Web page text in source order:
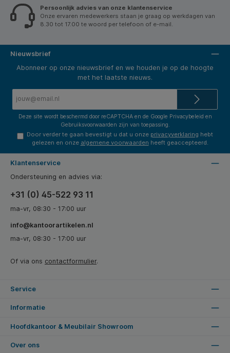
Persoonlijk advies van onze klantenservice
Onze ervaren medewerkers staan je graag op werkdagen van
8.30 tot 17.00 te woord per telefoon of e-mail.
Nieuwsbrief
Abonneer op onze nieuwsbrief en we houden je op de hoogte
met het laatste nieuws.
Deze site wordt beschermd door reCAPTCHA en de Google Privacybeleid en
Gebruiksvoorwaarden zijn van toepassing.
Door verder te gaan bevestigt u dat u onze privacyverklaring hebt
gelezen en onze algemene voorwaarden heeft geaccepteerd.
Klantenservice
Ondersteuning en advies via:
+31 (0) 45-522 93 11
ma-vr, 08:30 - 17:00 uur
info@kantoorartikelen.nl
ma-vr, 08:30 - 17:00 uur
Of via ons contactformulier.
Service
Informatie
Hoofdkantoor & Meubilair Showroom
Over ons